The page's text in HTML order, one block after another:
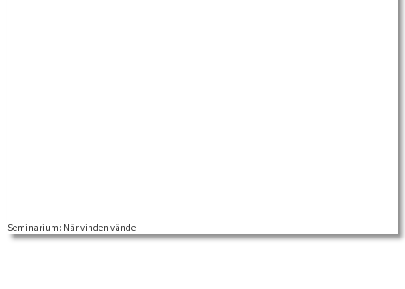
Seminarium: När vinden vände